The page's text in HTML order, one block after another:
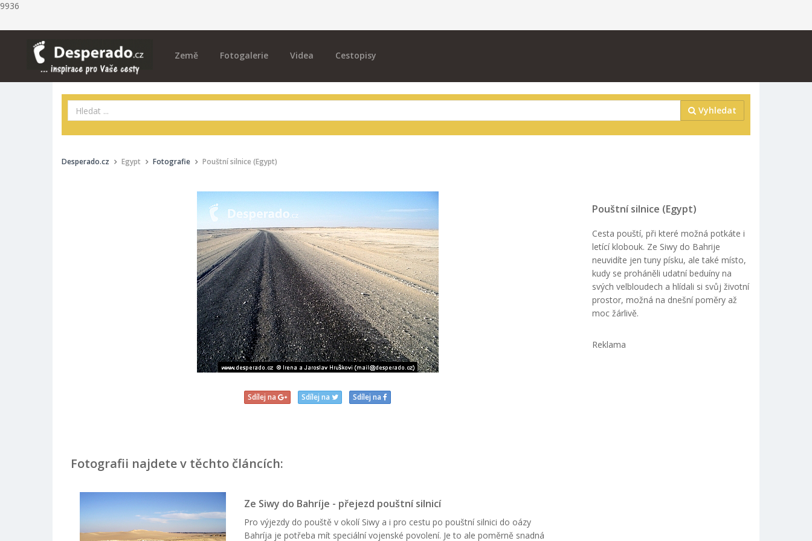
9936
Země Fotogalerie Videa Cestopisy
Vyhledat
Desperado.cz Egypt Fotografie Pouštní silnice (Egypt)
Sdílej na Sdílej na Sdílej na
Fotografii najdete v těchto článcích:
Ze Siwy do Bahríje - přejezd pouštní silnicí
Pro výjezdy do pouště v okolí Siwy a i pro cestu po pouštní silnici do oázy
Bahríja je potřeba mít speciální vojenské povolení. Je to ale poměrně snadná
Pouštní silnice (Egypt)
Cesta pouští, při které možná potkáte i
letící klobouk. Ze Siwy do Bahrije
neuvidíte jen tuny písku, ale také místo,
kudy se proháněli udatní beduíny na
svých velbloudech a hlídali si svůj životní
prostor, možná na dnešní poměry až
moc žárlivě.
Reklama